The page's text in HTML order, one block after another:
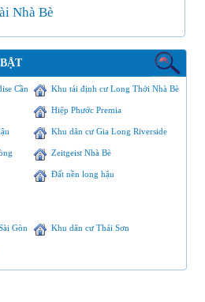
Nhà Bè
Cần
Khu tái định cư Long Thới Nhà Bè
Hiệp Phước Premia
Khu dân cư Gia Long Riverside
Zeitgeist Nhà Bè
Đất nền long hậu
Gòn Khu dân cư Thái Sơn